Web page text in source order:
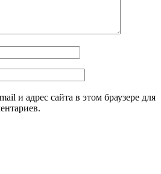
и адрес сайта в этом браузере для